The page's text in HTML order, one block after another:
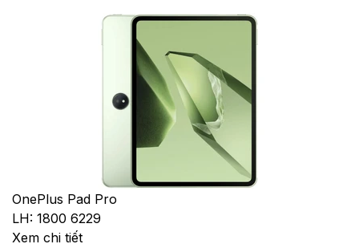
OnePlus Pad Pro
LH: 1800 6229
Xem chi tiết